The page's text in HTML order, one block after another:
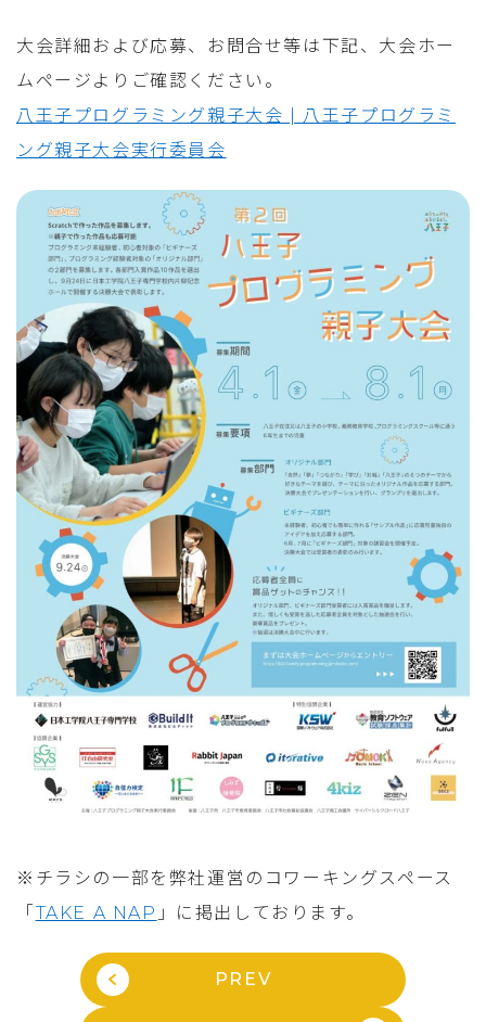
大会詳細および応募、お問合せ等は下記、大会ホー
ムページよりご確認ください。
八王子プログラミング親子大会 | 八王子プログラミ
ング親子大会実行委員会
※チラシの一部を弊社運営のコワーキングスペース
「 TAKE A NAP 」に掲出しております。
PREV